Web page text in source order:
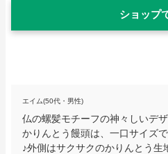
ショップ
エイム(50代・男性)
仏の螺髪モチーフの神々しいデ
かりんとう饅頭は、一口サイズ
♪外側はサクサクのかりんとう生